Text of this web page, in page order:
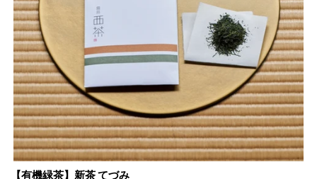
【有機緑茶】新茶 てづみ